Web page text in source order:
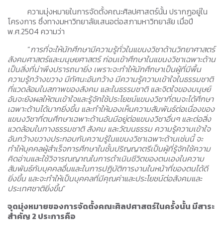
ความมุ่งหมายในการจัดตั้งคณะศิลปศาสตร์นั้น ปรากฏอยู่ใน
โครงการ ซึ่งทางมหาวิทยาลัยเสนอต่อสภามหาวิทยาลัย เมื่อปี
พ.ศ.2504 ความว่า
“การที่จะให้นักศึกษามีความรู้ทั่วในแขนงวิชาด้านวิทยาศาสตร์
สังคมศาสตร์และมนุษยศาสตร์ ก่อนเข้าศึกษาในแขนงวิชาเฉพาะด้าน
เป็นสิ่งที่น่าพึงปรารถนายิ่ง เพราะจะทำให้นักศึกษาเป็นผู้ที่มีพื้น
ความรู้กว้างขวาง มีทัศนะอันกว้าง มีความรู้ความเข้าใจในธรรมชาติ
ที่แวดล้อมในสภาพของสังคม และในธรรมชาติ และจิตใจของมนุษย์
อันจะยังผลให้ตนเข้าใจและรู้จักใช้ประโยชน์แขนงวิชาที่ตนจะได้ศึกษา
เฉพาะด้านได้มากยิ่งขึ้น และทำให้มองเห็นความสัมพันธ์ต่อเนื่องของ
แขนงวิชาที่ตนศึกษาเฉพาะด้านอันมีอยู่ต่อแขนงวิชาอื่นๆ และต่อสิ่ง
แวดล้อมในทางธรรมชาติ สังคม และวัฒนธรรม ความรู้ความเข้าใจ
อันกว้างขวางประกอบกับความรู้ในแขนงวิชาเฉพาะด้านเช่นนี้ จะ
ทำให้บุคคลผู้สำเร็จการศึกษาในชั้นปริญญาตรีเป็นผู้ที่รู้จักใช้ความ
คิดอ่านและใช้วิจารณญาณในการดำเนินชีวิตของตนเองในความ
สัมพันธ์กับบุคคลอื่นและในการปฏิบัติการงานในหน้าที่ของตนได้ดี
ยิ่งขึ้น และจะทำให้เป็นบุคคลที่มีคุณค่าและประโยชน์ต่อสังคมและ
ประเทศชาติยิ่งขึ้น”
จุดมุ่งหมายของการจัดตั้งคณะศิลปศาสตร์ในครั้งนั้น มีสาระ
สำคัญ 2 ประการคือ